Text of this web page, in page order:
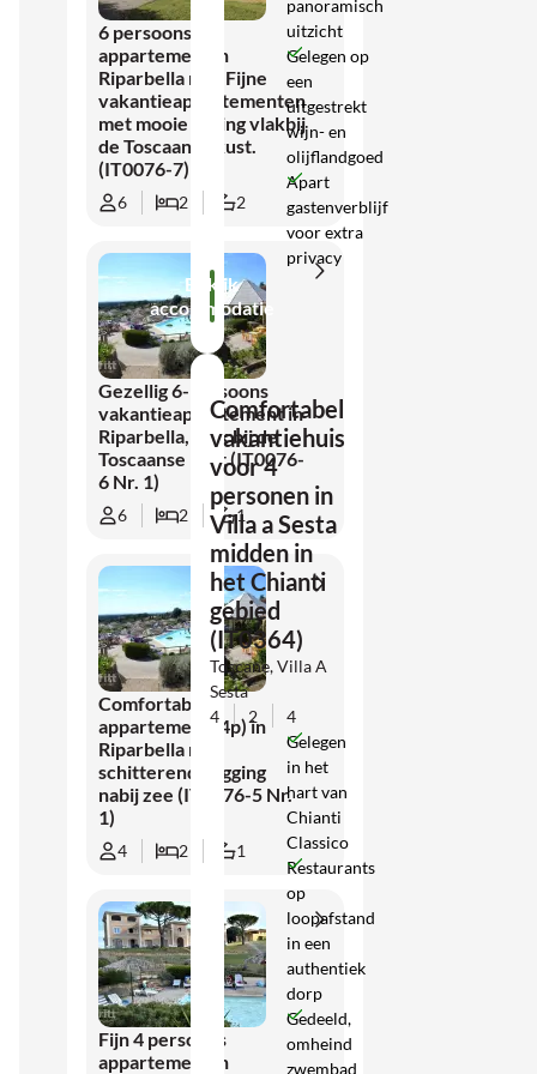
6 persoons
appartement in
Riparbella met Fijne
vakantieappartementen
met mooie ligging vlakbij
de Toscaanse kust.
(IT0076-7)
6 2 2
Gezellig 6-persoons
vakantieappartement in
Riparbella, vlak bij de
Toscaanse kust (IT0076-
6 Nr. 1)
6 2 1
Comfortabel
appartement (4p) in
Riparbella met
schitterende ligging
nabij zee (IT0076-5 Nr.
1)
4 2 1
Fijn 4 persoons
appartement in
panoramisch
uitzicht
Gelegen op
een
uitgestrekt
wijn- en
olijflandgoed
Apart
gastenverblijf
voor extra
privacy
Bekijk
accommodatie
Comfortabel
vakantiehuis
voor 4
personen in
Villa a Sesta
midden in
het Chianti
gebied
(IT0364)
Toscane, Villa A
Sesta
4
2
4
Gelegen
in het
hart van
Chianti
Classico
Restaurants
op
loopafstand
in een
authentiek
dorp
Gedeeld,
omheind
zwembad